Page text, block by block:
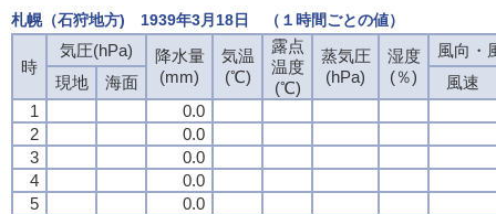
札幌（石狩地方) 1939年3月18日 （１時間ごとの値）
時
気圧(hPa)
降水量
(mm)
気温
(℃)
露点
温度
(℃)
蒸気圧
(hPa)
湿度
(％)
風向・
現地
海面
風速
1
0.0
2
0.0
3
0.0
4
0.0
5
0.0